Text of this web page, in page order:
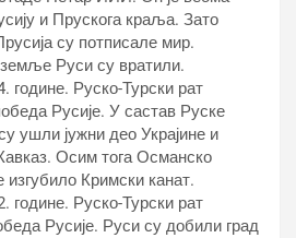
и Прускога краља. Зато
су потписале мир.
Руси су вратили.
године. Руско-Турски рат
Русије. У састав Руске
ушли јужни део Украјине и
Осим тога Османско
изгубило Кримски канат.
године. Руско-Турски рат
Русије. Руси су добили град